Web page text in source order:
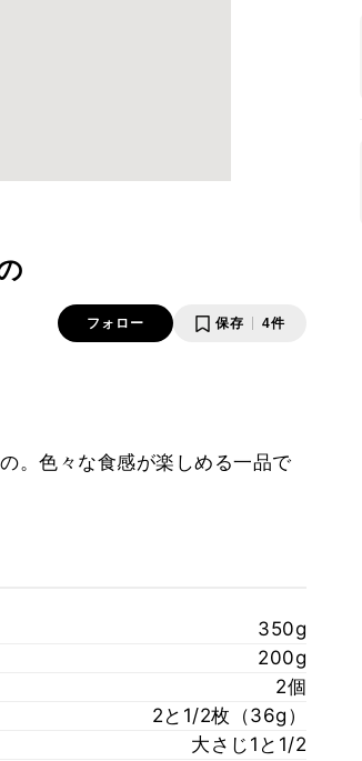
フォロー 保存 4件
。色々な食感が楽しめる一品で
350g
200g
2個
2と1/2枚（36g）
大さじ1と1/2